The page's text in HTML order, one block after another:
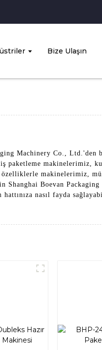
Bize Ulaşın
Machinery Co., Ltd.'den
makinelerimiz,
makinelerimiz,
Shanghai Boevan
nasıl fayda